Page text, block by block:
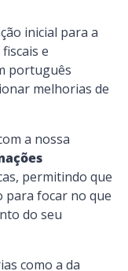
inicial para a
e
português
melhorias de
a nossa
permitindo que
para focar no que
do seu
como a da